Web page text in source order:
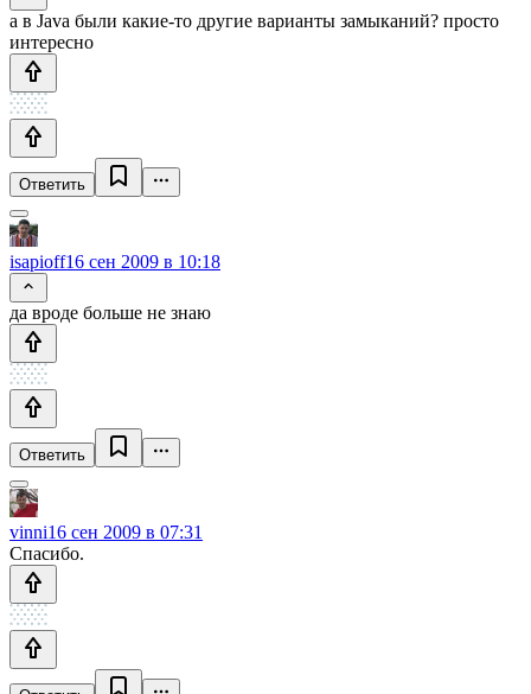
а в Java были какие-то другие варианты замыканий? просто
интересно
Ответить
isapioff16 сен 2009 в 10:18
да вроде больше не знаю
Ответить
vinni16 сен 2009 в 07:31
Спасибо.